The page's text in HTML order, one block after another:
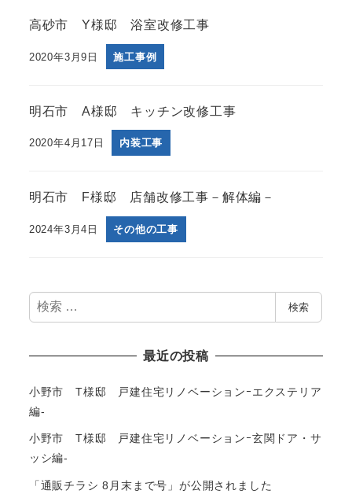
高砂市 Y様邸 浴室改修工事
2020年3月9日 施工事例
明石市 A様邸 キッチン改修工事
2020年4月17日 内装工事
明石市 F様邸 店舗改修工事－解体編－
2024年3月4日 その他の工事
検
索
検索
最近の投稿
小野市 T様邸 戸建住宅リノベーションｰエクステリア
編-
小野市 T様邸 戸建住宅リノベーションｰ玄関ドア・サ
ッシ編-
「通販チラシ 8月末まで号」が公開されました